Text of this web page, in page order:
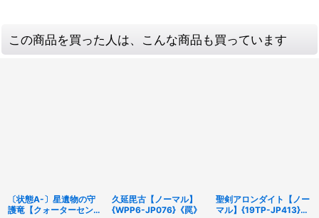
この商品を買った人は、こんな商品も買っています
〔状態A-〕星遺物の守
護竜【クォーターセンチ
久延毘古【ノーマル】
{WPP6-JP076}《罠》
聖剣アロンダイト【ノー
マル】{19TP-JP413}